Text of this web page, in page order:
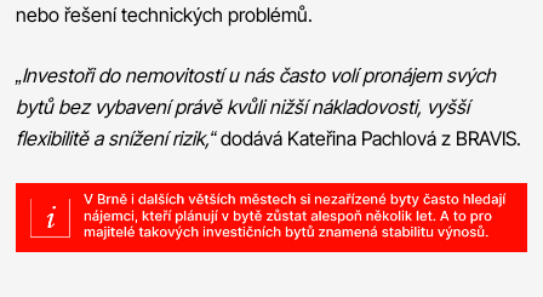
nebo řešení technických problémů.
„Investoři do nemovitostí u nás často volí pronájem svých
bytů bez vybavení právě kvůli nižší nákladovosti, vyšší
flexibilitě a snížení rizik,“dodává Kateřina Pachlová z BRAVIS.